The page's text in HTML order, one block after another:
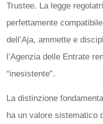
Trustee. La legge
perfettamente
dell’Aja, ammette e
l’Agenzia delle Entrate
“inesistente”.
La distinzione
ha un valore sistematico